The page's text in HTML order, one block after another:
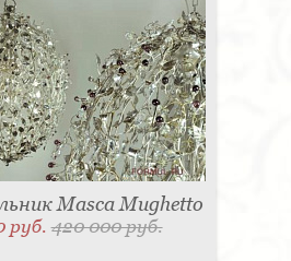
Masca Mughetto
руб.420 000 руб.